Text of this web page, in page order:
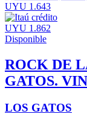
UYU 1.643
UYU 1.862
Disponible
ROCK DE
GATOS.
LOS GATOS